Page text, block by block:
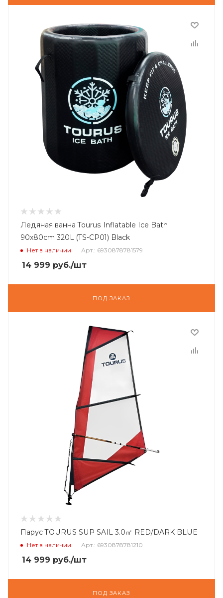
Ледяная ванна Tourus Inflatable Ice Bath
90х80cm 320L (TS-CP01) Black
Нет в наличии Арт.: 6930878781579
14 999 руб./шт
ПОД ЗАКАЗ
Парус TOURUS SUP SAIL 3.0㎡ RED/DARK BLUE
Нет в наличии Арт.: 6930878781210
14 999 руб./шт
ПОД ЗАКАЗ